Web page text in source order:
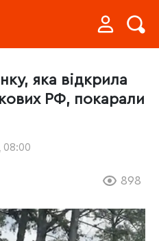
яка відкрила
РФ, покарали
08:00
898